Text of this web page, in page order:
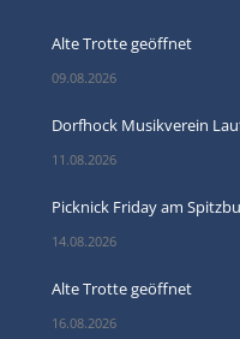
Alte Trotte geöffnet
09.08.2026
Dorfhock Musikverein
11.08.2026
Picknick Friday am
14.08.2026
Alte Trotte geöffnet
16.08.2026